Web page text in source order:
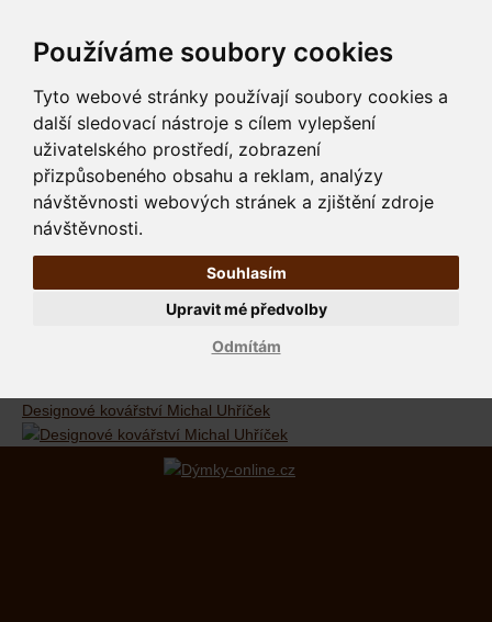
Používáme soubory cookies
Tyto webové stránky používají soubory cookies a
další sledovací nástroje s cílem vylepšení
uživatelského prostředí, zobrazení
přizpůsobeného obsahu a reklam, analýzy
návštěvnosti webových stránek a zjištění zdroje
návštěvnosti.
Souhlasím
Odmítám
Upravit mé předvolby
Designové kovářství Michal Uhříček